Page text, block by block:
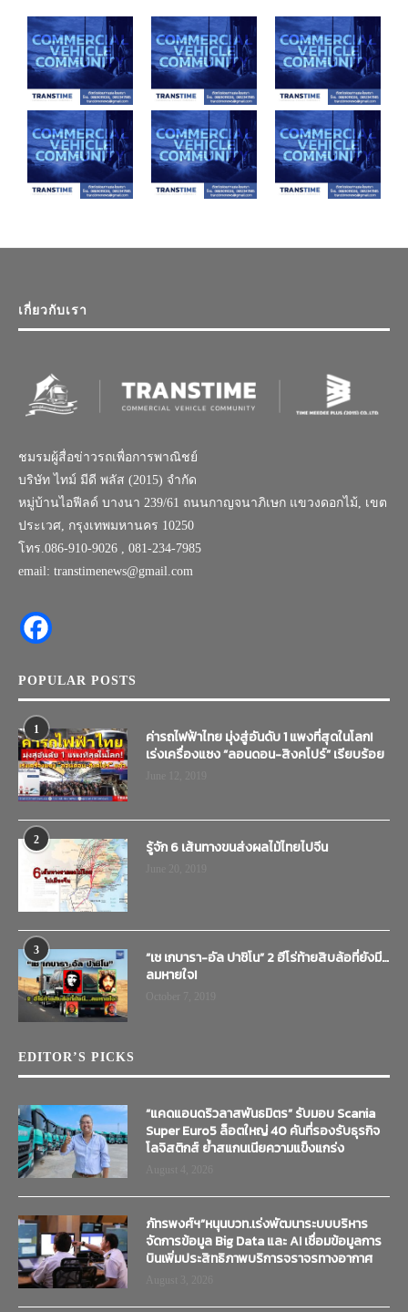
เกี่ยวกับเรา
ชมรมผู้สื่อข่าวรถเพื่อการพาณิชย์
บริษัท ไทม์ มีดี พลัส (2015) จำกัด
หมู่บ้านไอฟีลด์ บางนา 239/61 ถนนกาญจนาภิเษก แขวงดอกไม้, เขต
ประเวศ, กรุงเทพมหานคร 10250
โทร.086-910-9026 , 081-234-7985
email: transtimenews@gmail.com
POPULAR POSTS
1
ค่ารถไฟฟ้าไทย มุ่งสู่อันดับ 1 แพงที่สุดในโลก!
เร่งเครื่องแซง “ลอนดอน-สิงคโปร์” เรียบร้อย
2 รู้จัก 6 เส้นทางขนส่งผลไม้ไทยไปจีน
3
“เช เกบารา-อัล ปาชิโน” 2 ฮีโร่ท้ายสิบล้อที่ยังมี…
ลมหายใจ!
EDITOR’S PICKS
“แคดแอนดริวลาสพันธมิตร” รับมอบ Scania
Super Euro5 ล็อตใหญ่ 40 คันที่รองรับธุรกิจ
โลจิสติกส์ ย้ำสแกนเนียความแข็งแกร่ง
ภัทรพงศ์ฯ”หนุนบวท.เร่งพัฒนาระบบบริหาร
จัดการข้อมูล Big Data และ AI เชื่อมข้อมูลการ
บินเพิ่มประสิทธิภาพบริการจราจรทางอากาศ